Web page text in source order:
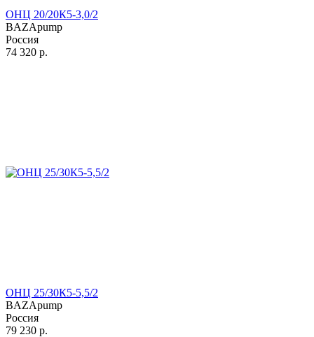
ОНЦ 20/20К5-3,0/2
BAZApump
Россия
74 320 р.
ОНЦ 25/30К5-5,5/2
BAZApump
Россия
79 230 р.